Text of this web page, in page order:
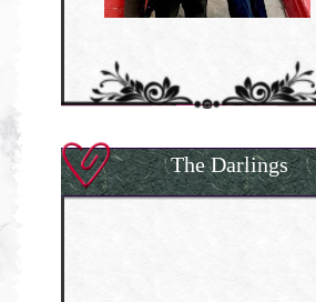
The Darlings